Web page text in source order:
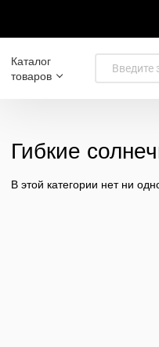
Каталог
товаров
Гибкие
В этой категории нет ни